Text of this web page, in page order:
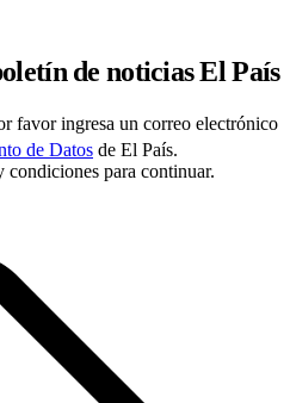
de noticias El País
favor ingresa un correo electrónico
de Datos de El País.
condiciones para continuar.